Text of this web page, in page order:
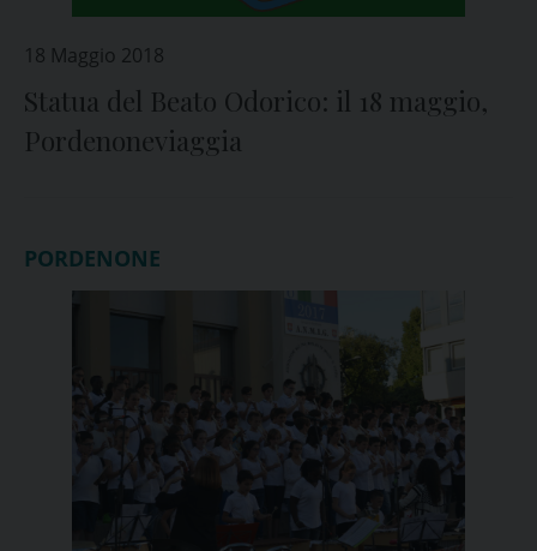
18 Maggio 2018
Statua del Beato Odorico: il 18 maggio,
Pordenoneviaggia
PORDENONE